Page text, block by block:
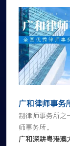
广和律师事务
制律师事务所之
师事务所。
广和深耕粤港澳